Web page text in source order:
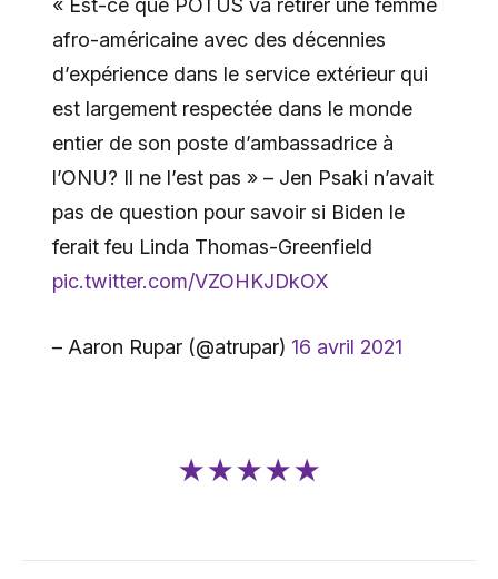
« Est-ce que POTUS va retirer une femme
afro-américaine avec des décennies
d’expérience dans le service extérieur qui
est largement respectée dans le monde
entier de son poste d’ambassadrice à
l’ONU? Il ne l’est pas » – Jen Psaki n’avait
pas de question pour savoir si Biden le
ferait feu Linda Thomas-Greenfield
pic.twitter.com/VZOHKJDkOX
– Aaron Rupar (@atrupar) 16 avril 2021
★★★★★